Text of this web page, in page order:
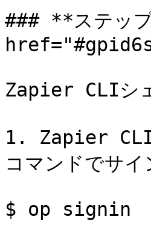
### **ステッ
Zapier CLIシ
1. Zapier CLI
コマンドでサ
$ op signin